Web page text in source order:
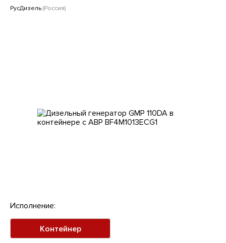
РусДизель (Россия)
Исполнение:
Контейнер